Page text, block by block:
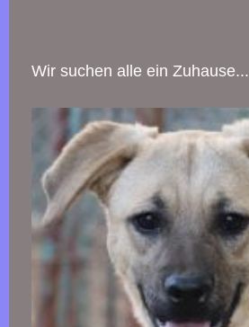
Wir suchen alle ein Zuhause...